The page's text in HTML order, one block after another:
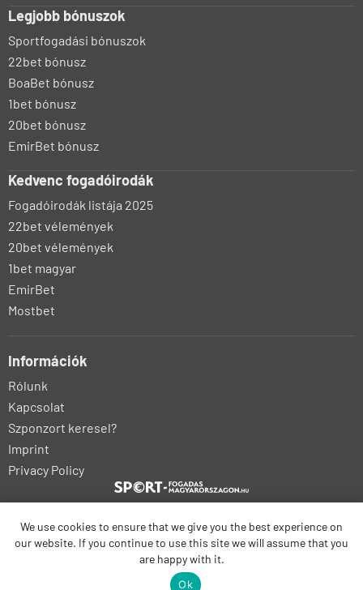
Legjobb bónuszok
Sportfogadási bónuszok
22bet bónusz
BoaBet bónusz
1bet bónusz
20bet bónusz
EmirBet bónusz
Kedvenc fogadóirodák
Fogadóirodák listája 2025
22bet vélemények
20bet vélemények
1bet magyar
EmirBet
Mostbet
Információk
Rólunk
Kapcsolat
Szponzort keresel?
Imprint
Privacy Policy
bonus-betting.dk
bonus-parissportifs-gratuits.com
kalyteri-stoiximatiki.gr
sportfogadas-magyarorszagon1.hu
We use cookies to ensure that we give you the best experience on
our website. If you continue to use this site we will assume that you
are happy with it.
Ok